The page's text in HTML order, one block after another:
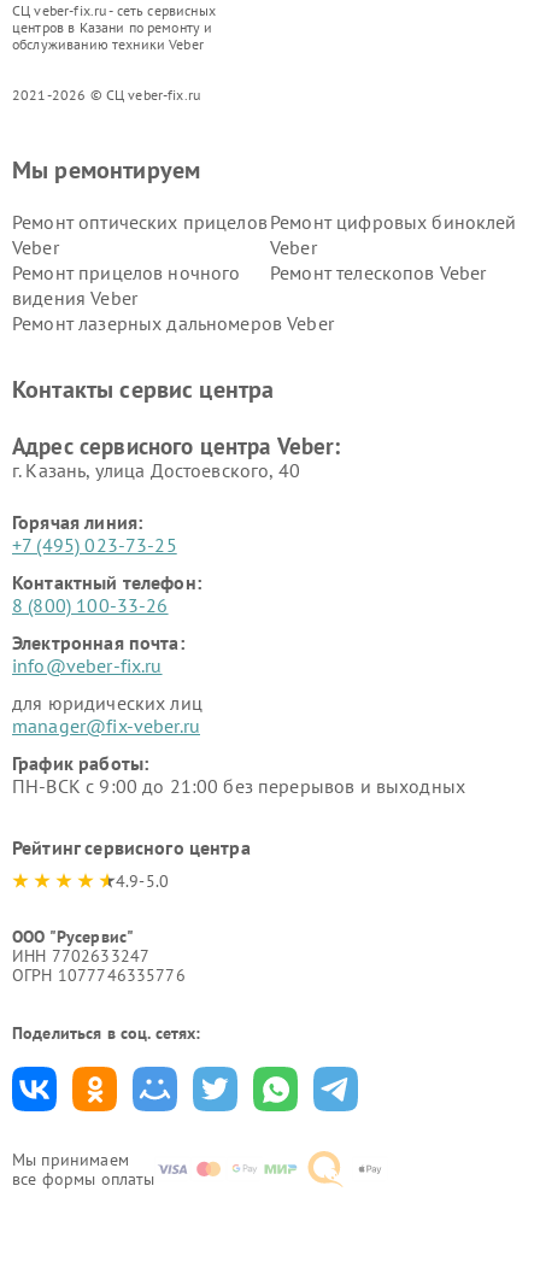
СЦ veber-fix.ru - сеть сервисных
центров в Казани по ремонту и
обслуживанию техники Veber
2021-2026 © СЦ veber-fix.ru
Мы принимаем
все формы оплаты
Мы ремонтируем
Ремонт оптических прицелов
Veber
Ремонт цифровых биноклей
Veber
Ремонт прицелов ночного
видения Veber
Ремонт телескопов Veber
Ремонт лазерных дальномеров Veber
Контакты сервис центра
Адрес сервисного центра Veber:
г. Казань, улица Достоевского, 40
Горячая линия:
+7 (495) 023-73-25
Контактный телефон:
8 (800) 100-33-26
Электронная почта:
info@veber-fix.ru
для юридических лиц
manager@fix-veber.ru
График работы:
ПН-ВСК с 9:00 до 21:00 без перерывов и выходных
Рейтинг сервисного центра
4.9-5.0
ООО "Русервис"
ИНН 7702633247
ОГРН 1077746335776
Поделиться в соц. сетях: